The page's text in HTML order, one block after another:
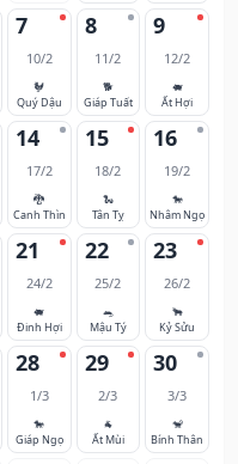
7
10/2
🐓
Quý Dậu
8
11/2
🐕
Giáp Tuất
9
12/2
🐖
Ất Hợi
14
17/2
🐉
Canh Thìn
15
18/2
🐍
Tân Tỵ
16
19/2
🐎
Nhâm Ngọ
21
24/2
🐖
Đinh Hợi
22
25/2
🐀
Mậu Tý
23
26/2
🐂
Kỷ Sửu
28
1/3
🐎
Giáp Ngọ
29
2/3
🐐
Ất Mùi
30
3/3
🐒
Bính Thân